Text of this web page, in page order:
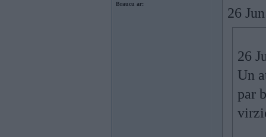
Braucu ar:
26
26
Un
par